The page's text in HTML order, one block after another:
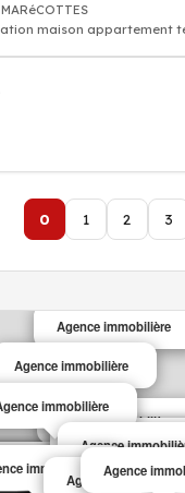
maison appartement
0 1 2 3
Agence
Agence immobilière
Agence
immobilière
Agence
immobilière
immobilière
Agence immobilière
Agence immobilière
Agence
immobilière
immobilière
immobilière
Agence
Agence
immobilière
Agence
immobilière
Agence immobilière
Agence